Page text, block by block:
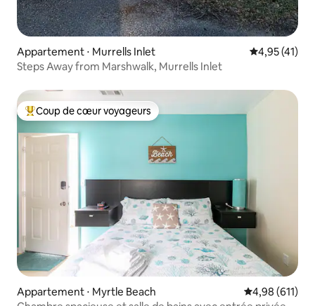
Appartement ⋅ Murrells Inlet Évaluation
4,95 (41)
Steps Away from Marshwalk, Murrells Inlet
Coups de cœur voyageurs les plus appréciés
Coup de cœur voyageurs
Appartement ⋅ Myrtle Beach Évaluation
4,98 (611)